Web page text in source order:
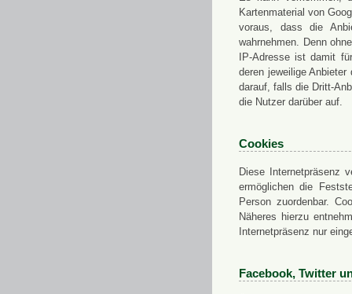
Kartenmaterial von
voraus, dass die
wahrnehmen. Denn
IP-Adresse ist damit
deren jeweilige
darauf, falls die Dritt-
die Nutzer darüber auf.
Cookies
Diese Internetpräsenz
ermöglichen die
Person zuordenbar.
Näheres hierzu
Internetpräsenz nur
Facebook, Twitter